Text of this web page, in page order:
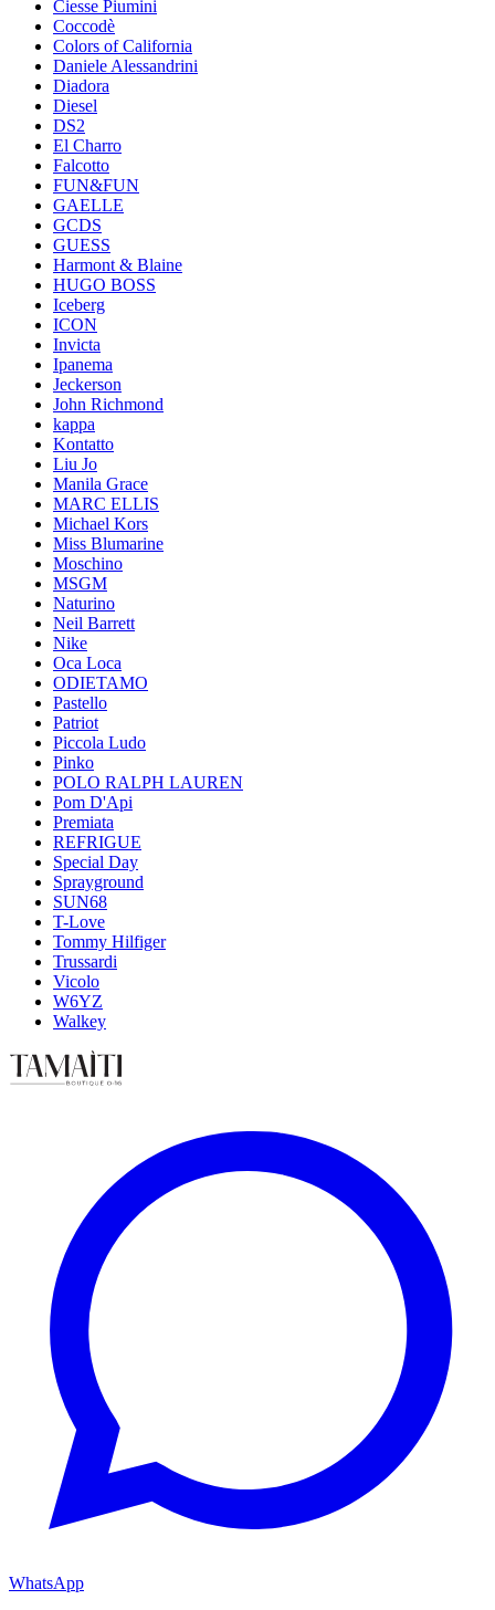
Ciesse Piumini
Coccodè
Colors of California
Daniele Alessandrini
Diadora
Diesel
DS2
El Charro
Falcotto
FUN&FUN
GAELLE
GCDS
GUESS
Harmont & Blaine
HUGO BOSS
Iceberg
ICON
Invicta
Ipanema
Jeckerson
John Richmond
kappa
Kontatto
Liu Jo
Manila Grace
MARC ELLIS
Michael Kors
Miss Blumarine
Moschino
MSGM
Naturino
Neil Barrett
Nike
Oca Loca
ODIETAMO
Pastello
Patriot
Piccola Ludo
Pinko
POLO RALPH LAUREN
Pom D'Api
Premiata
REFRIGUE
Special Day
Sprayground
SUN68
T-Love
Tommy Hilfiger
Trussardi
Vicolo
W6YZ
Walkey
WhatsApp